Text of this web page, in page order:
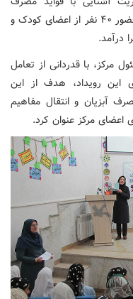
غذاهای دریایی و حفاظت از منابع آبی، با حضور ۴۰ نفر از اعضای کودک و
درآمد.
مرکز، با قدردانی از تعامل
این رویداد، هدف از این
آبزیان و انتقال مفاهیم
اعضای مرکز عنوان کرد.